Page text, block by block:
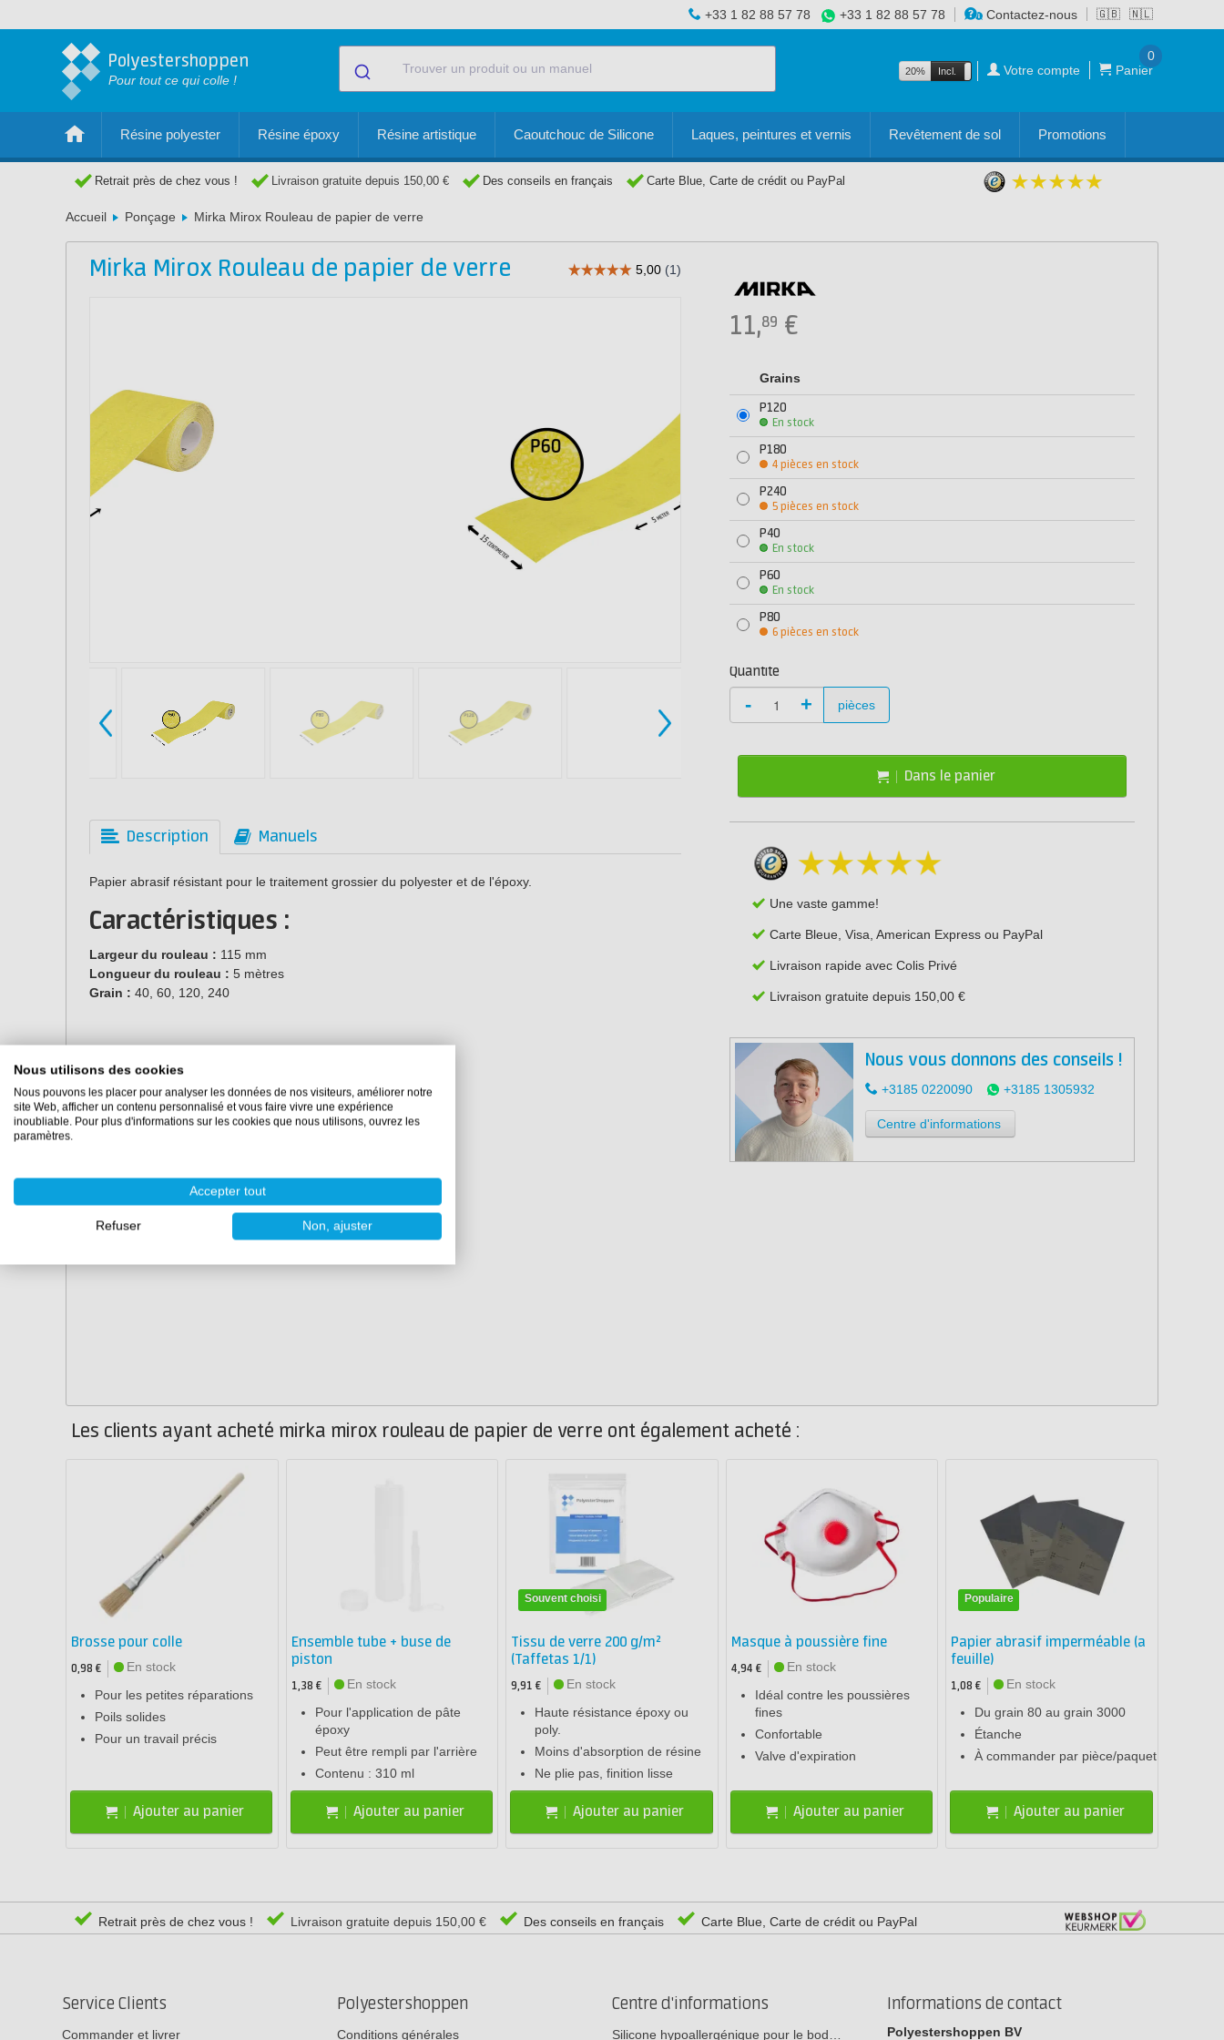
🇬🇧 🇳🇱
+33 1 82 88 57 78 +33 1 82 88 57 78 Contactez-nous
Polyestershoppen
Pour tout ce qui colle !
20% Incl. Excl. Votre compte Panier
0
Résine polyester Résine époxy Résine artistique Caoutchouc de Silicone Laques, peintures et vernis Revêtement de sol Promotions
Retrait près de chez vous ! Livraison gratuite depuis 150,00 € Des conseils en français Carte Blue, Carte de crédit ou PayPal
Accueil Ponçage Mirka Mirox Rouleau de papier de verre
Mirka Mirox Rouleau de papier de verre
Description Manuels
Papier abrasif résistant pour le traitement grossier du polyester et de l'époxy.
Caractéristiques :
Largeur du rouleau : 115 mm
Longueur du rouleau : 5 mètres
Grain : 40, 60, 120, 240
11,89 €
Grains
P120
En stock
P180
4 pièces en stock
P240
5 pièces en stock
P40
En stock
P60
En stock
P80
6 pièces en stock
Quantité
- + pièces
Dans le panier
Une vaste gamme!
Carte Bleue, Visa, American Express ou PayPal
Livraison rapide avec Colis Privé
Livraison gratuite depuis 150,00 €
Nous vous donnons des conseils !
+3185 0220090 +3185 1305932
Centre d'informations
Les clients ayant acheté mirka mirox rouleau de papier de verre ont également acheté :
Brosse pour colle
0,98 €
En stock
Pour les petites réparations
Poils solides
Pour un travail précis
Ajouter au panier
Ensemble tube + buse de
piston
1,38 €
En stock
Pour l'application de pâte
époxy
Peut être rempli par l'arrière
Contenu : 310 ml
Ajouter au panier
Souvent choisi
Tissu de verre 200 g/m²
(Taffetas 1/1)
9,91 €
En stock
Haute résistance époxy ou
poly.
Moins d'absorption de résine
Ne plie pas, finition lisse
Ajouter au panier
Masque à poussière fine
4,94 €
En stock
Idéal contre les poussières
fines
Confortable
Valve d'expiration
Ajouter au panier
Populaire
Papier abrasif imperméable (a
feuille)
1,08 €
En stock
Du grain 80 au grain 3000
Étanche
À commander par pièce/paquet
Ajouter au panier
Retrait près de chez vous ! Livraison gratuite depuis 150,00 € Des conseils en français Carte Blue, Carte de crédit ou PayPal
Service Clients
Commander et livrer
Polyestershoppen
Conditions générales
Centre d'informations
Silicone hypoallergénique pour le bod…
Informations de contact
Polyestershoppen BV
Nous utilisons des cookies
Nous pouvons les placer pour analyser les données de nos visiteurs, améliorer notre
site Web, afficher un contenu personnalisé et vous faire vivre une expérience
inoubliable. Pour plus d'informations sur les cookies que nous utilisons, ouvrez les
paramètres.
Accepter tout
Refuser Non, ajuster